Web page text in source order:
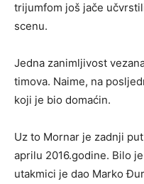
trijumfom još jače
scenu.
Jedna zanimljivost
timova. Naime, na
koji je bio domaćin.
Uz to Mornar je zadnji
aprilu 2016.godine. Bilo
utakmici je dao Marko